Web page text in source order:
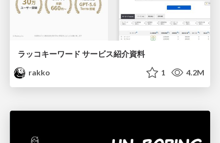
ラッコキーワード サービス紹介資料
rakko
1 4.2M